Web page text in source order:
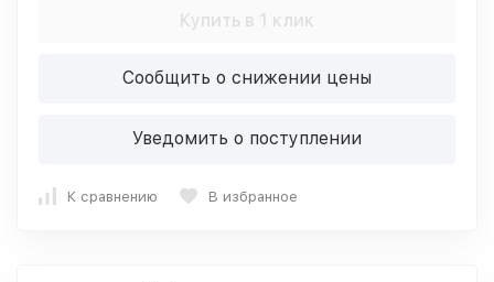
Купить в 1 клик
Сообщить о снижении цены
Уведомить о поступлении
К сравнению В избранное